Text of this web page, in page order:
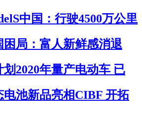
中国：行驶4500万公里
困局：富人新鲜感消退
划2020年量产电动车 已
电池新品亮相CIBF 开拓